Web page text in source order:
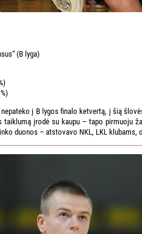
(B lyga)
nepateko į B lygos finalo ketvertą, į šią
įrodė su kaupu – tapo pirmuoju
duonos – atstovavo NKL, LKL